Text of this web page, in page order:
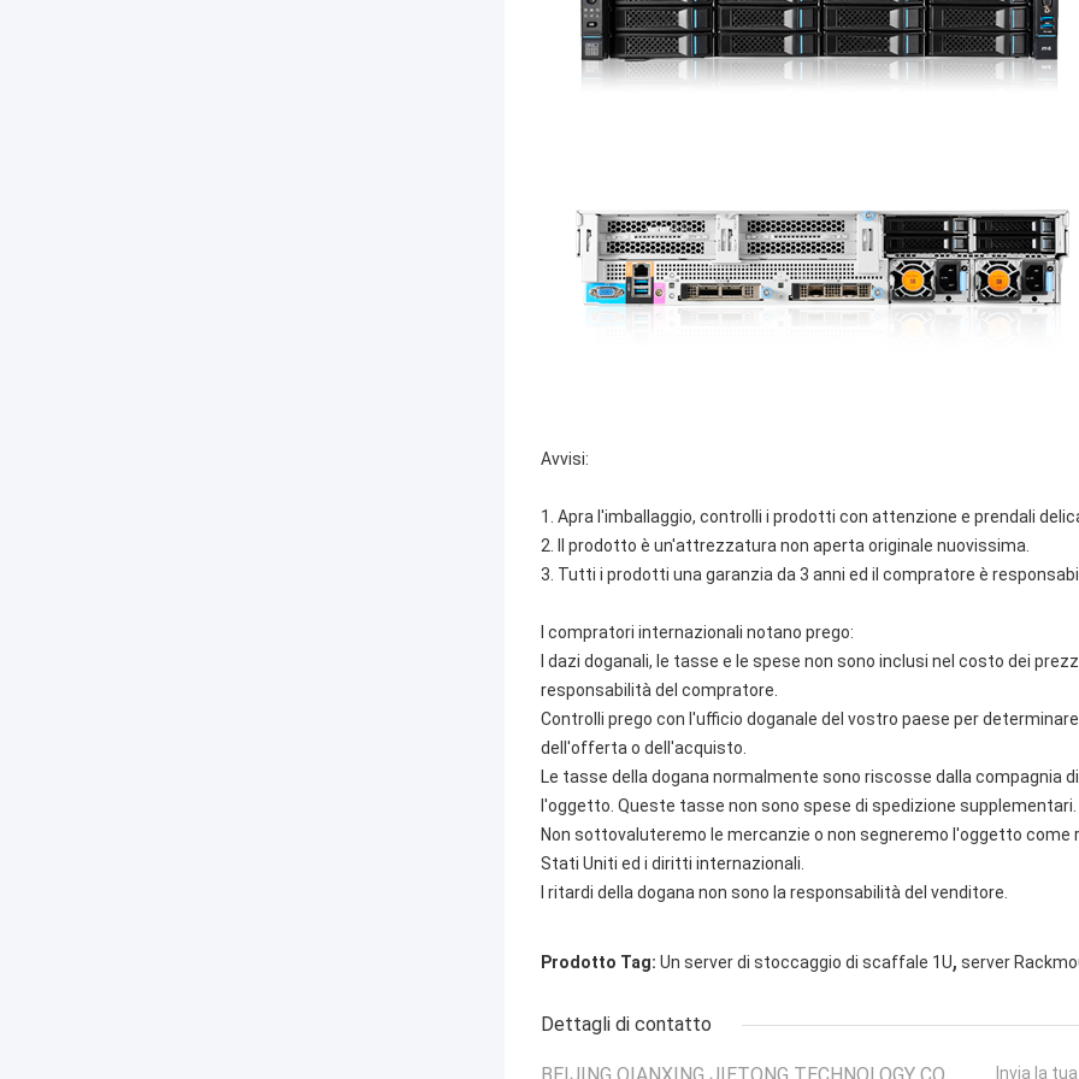
Avvisi:
1. Apra l'imballaggio, controlli i prodotti con attenzione e prendali
2. Il prodotto è un'attrezzatura non aperta originale nuovissima.
3. Tutti i prodotti una garanzia da 3 anni ed il compratore è
I compratori internazionali notano prego:
I dazi doganali, le tasse e le spese non sono inclusi nel costo dei
responsabilità del compratore.
Controlli prego con l'ufficio doganale del vostro paese per
dell'offerta o dell'acquisto.
Le tasse della dogana normalmente sono riscosse dalla compagnia
l'oggetto. Queste tasse non sono spese di spedizione supplementari.
Non sottovaluteremo le mercanzie o non segneremo l'oggetto come
Stati Uniti ed i diritti internazionali.
I ritardi della dogana non sono la responsabilità del venditore.
Prodotto Tag: Un server di stoccaggio di scaffale 1U, server
Dettagli di contatto
Invia la